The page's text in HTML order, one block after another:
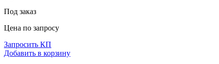
Под заказ
Цена по запросу
Запросить КП
Добавить в корзину